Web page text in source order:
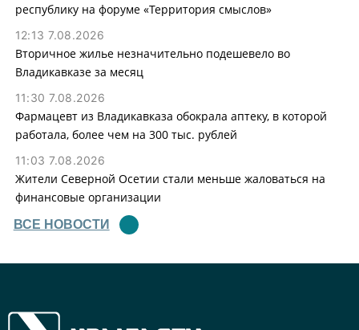
республику на форуме «Территория смыслов»
12:13 7.08.2026
Вторичное жилье незначительно подешевело во
Владикавказе за месяц
11:30 7.08.2026
Фармацевт из Владикавказа обокрала аптеку, в которой
работала, более чем на 300 тыс. рублей
11:03 7.08.2026
Жители Северной Осетии стали меньше жаловаться на
финансовые организации
ВСЕ НОВОСТИ